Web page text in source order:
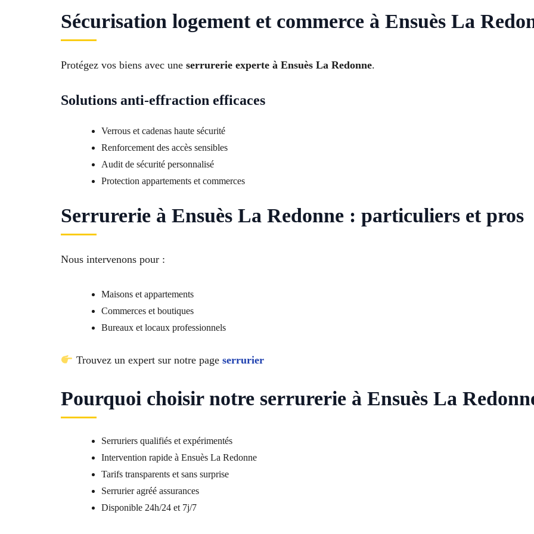
Sécurisation logement et commerce à Ensuès La
Protégez vos biens avec une serrurerie experte à Ensuès La Redonne.
Solutions anti-effraction efficaces
Verrous et cadenas haute sécurité
Renforcement des accès sensibles
Audit de sécurité personnalisé
Protection appartements et commerces
Serrurerie à Ensuès La Redonne : particuliers et pros
Nous intervenons pour :
Maisons et appartements
Commerces et boutiques
Bureaux et locaux professionnels
Trouvez un expert sur notre page serrurier
Pourquoi choisir notre serrurerie à Ensuès La
Serruriers qualifiés et expérimentés
Intervention rapide à Ensuès La Redonne
Tarifs transparents et sans surprise
Serrurier agréé assurances
Disponible 24h/24 et 7j/7